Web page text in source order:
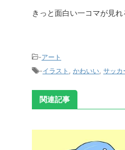
きっと面白い一コマが見れ
-アート
-イラスト かわいい サッカ
関連記事